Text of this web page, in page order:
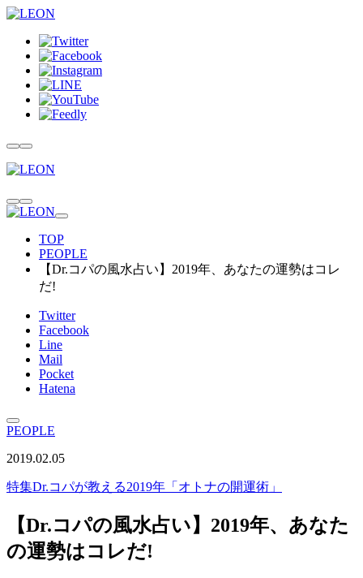
TOP
PEOPLE
【Dr.コパの風水占い】2019年、あなたの運勢はコレ
だ!
Twitter
Facebook
Line
Mail
Pocket
Hatena
PEOPLE
2019.02.05
特集Dr.コパが教える2019年「オトナの開運術」
【Dr.コパの風水占い】2019年、あなた
の運勢はコレだ!